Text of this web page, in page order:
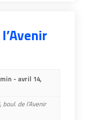
- avril 14,
boul. de l’Avenir